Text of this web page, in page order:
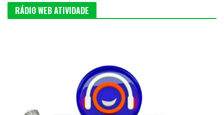
RÁDIO WEB ATIVIDADE